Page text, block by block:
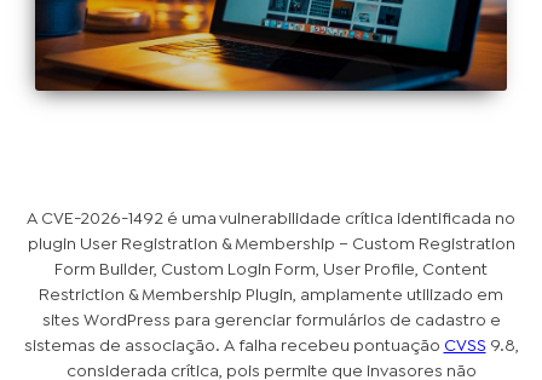
A CVE-2026-1492 é uma vulnerabilidade crítica identificada no
plugin User Registration & Membership – Custom Registration
Form Builder, Custom Login Form, User Profile, Content
Restriction & Membership Plugin, amplamente utilizado em
sites WordPress para gerenciar formulários de cadastro e
sistemas de associação. A falha recebeu pontuação CVSS 9.8,
considerada crítica, pois permite que invasores não